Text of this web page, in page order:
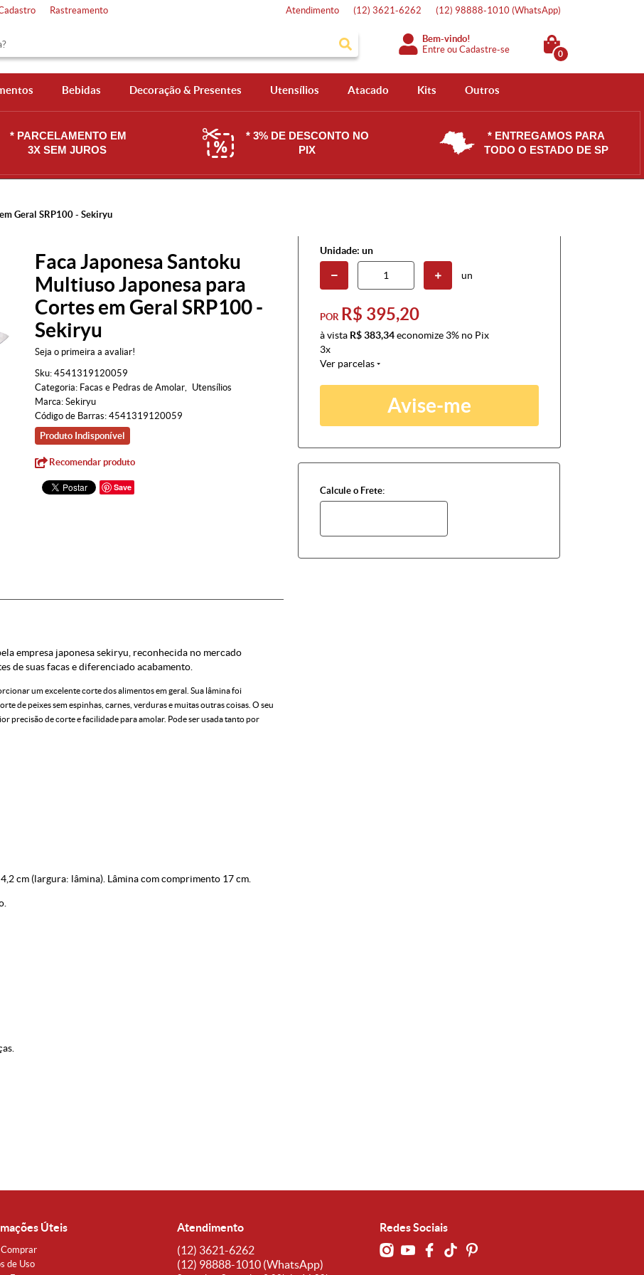
Rastreamento Atendimento (12) 3621-6262 (12) 98888-1010 (WhatsApp)
Bem-vindo!
Entre ouCadastre-se 0
Bebidas Decoração & Presentes Utensílios Atacado Kits Outros
* PARCELAMENTO EM
3X SEM JUROS
* 3% DE DESCONTO NO
PIX
* ENTREGAMOS PARA
TODO O ESTADO DE SP
Geral SRP100 - Sekiryu
Faca Japonesa Santoku
Multiuso Japonesa para
Cortes em Geral SRP100 -
Sekiryu
Seja o primeira a avaliar!
Sku: 4541319120059
Categoria: Facas e Pedras de Amolar
Utensílios
Marca: Sekiryu
Código de Barras: 4541319120059
Produto Indisponível
Recomendar produto
Save
Unidade: un
un
POR R$ 395,20
à vista R$ 383,34economize 3% no Pix
3x
Ver parcelas
Avise-me
Calcule o Frete:
empresa japonesa sekiryu, reconhecida no mercado
de suas facas e diferenciado acabamento.
um excelente corte dos alimentos em geral. Sua lâmina foi
de peixes sem espinhas, carnes, verduras e muitas outras coisas. O seu
precisão de corte e facilidade para amolar. Pode ser usada tanto por
cm (largura: lâmina). Lâmina com comprimento 17 cm.
Úteis
de Uso
Atendimento
(12) 3621-6262
(12) 98888-1010 (WhatsApp)
Redes Sociais